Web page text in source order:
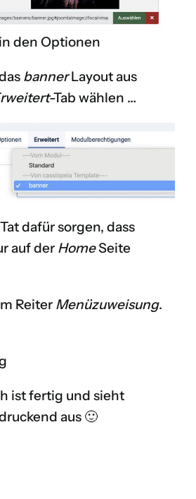
den Optionen
bannerLayout aus
-Tab wählen …
dafür sorgen, dass
auf der HomeSeite
Reiter Menüzuweisung.
ist fertig und sieht
aus 🙂